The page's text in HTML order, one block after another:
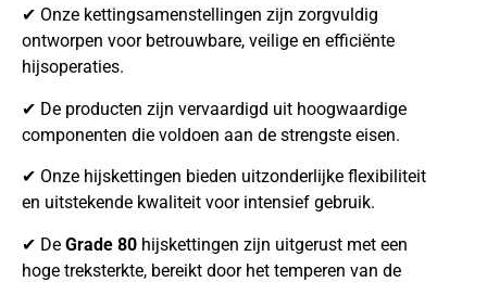
✔ Onze kettingsamenstellingen zijn zorgvuldig
ontworpen voor betrouwbare, veilige en efficiënte
hijsoperaties.
✔ De producten zijn vervaardigd uit hoogwaardige
componenten die voldoen aan de strengste eisen.
✔ Onze hijskettingen bieden uitzonderlijke flexibiliteit
en uitstekende kwaliteit voor intensief gebruik.
✔ De Grade 80 hijskettingen zijn uitgerust met een
hoge treksterkte, bereikt door het temperen van de